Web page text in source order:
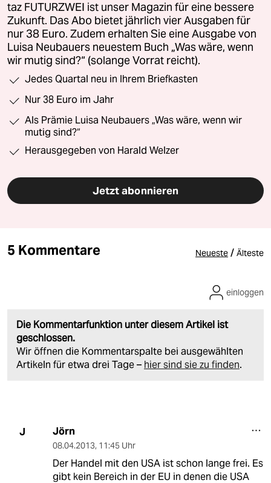
taz FUTURZWEI ist unser Magazin für eine bessere
Zukunft. Das Abo bietet jährlich vier Ausgaben für
nur 38 Euro. Zudem erhalten Sie eine Ausgabe von
Luisa Neubauers neuestem Buch „Was wäre, wenn
wir mutig sind?“ (solange Vorrat reicht).
Jedes Quartal neu in Ihrem Briefkasten
Nur 38 Euro im Jahr
Als Prämie Luisa Neubauers „Was wäre, wenn wir
mutig sind?“
Herausgegeben von Harald Welzer
Jetzt abonnieren
5 Kommentare Neueste / Älteste
Die Kommentarfunktion unter diesem Artikel ist
geschlossen.
Wir öffnen die Kommentarspalte bei ausgewählten
Artikeln für etwa drei Tage – hier sind sie zu finden.
einloggen
J Jörn
08.04.2013, 11:45 Uhr
Der Handel mit den USA ist schon lange frei. Es
gibt kein Bereich in der EU in denen die USA